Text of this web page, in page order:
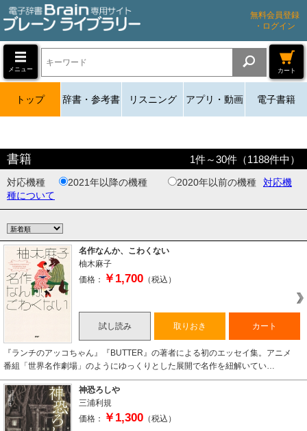
無料会員登録
・ログイン
メニュー カート
トップ 辞書・参考書 リスニング アプリ・動画 電子書籍
書籍 1件～30件（1188件中）
対応機種 2021年以降の機種 2020年以前の機種
対応機
種について
名作なんか、こわくない
柚木麻子
価格：
￥1,700 （税込）
試し読み 取りおき カート
『ランチのアッコちゃん』『BUTTER』の著者による初のエッセイ集。アニメ
番組「世界名作劇場」のようにゆっくりとした展開で名作を紐解いてい…
神恐ろしや
三浦利規
価格：
￥1,300 （税込）